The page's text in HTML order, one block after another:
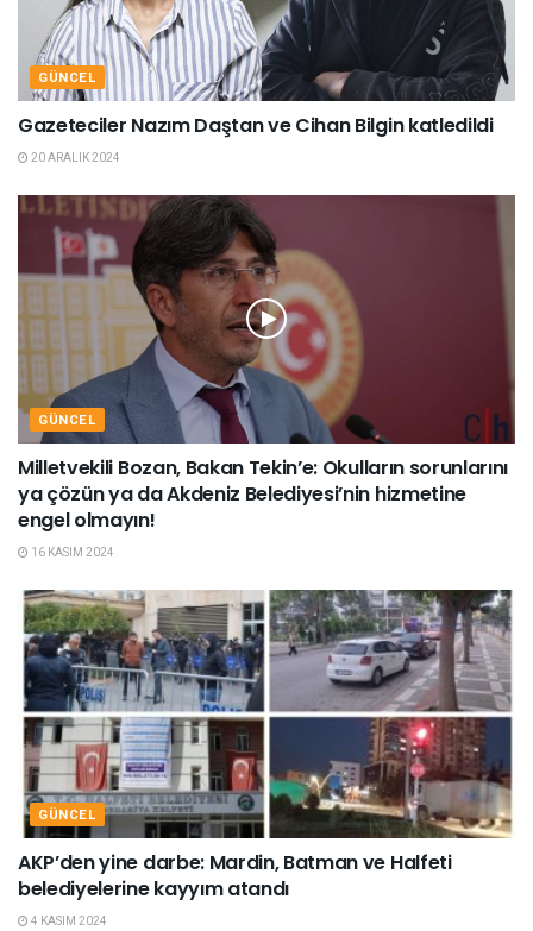
GÜNCEL
Gazeteciler Nazım Daştan ve Cihan Bilgin katledildi
20 ARALIK 2024
GÜNCEL
Milletvekili Bozan, Bakan Tekin’e: Okulların sorunlarını
ya çözün ya da Akdeniz Belediyesi’nin hizmetine
engel olmayın!
16 KASIM 2024
GÜNCEL
AKP’den yine darbe: Mardin, Batman ve Halfeti
belediyelerine kayyım atandı
4 KASIM 2024